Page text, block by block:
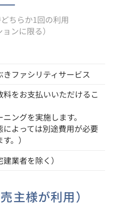
ちらか1回の利用
ョンに限る）
ファシリティサービス
料をお支払いいただけるこ
ングを実施します。
によっては別途費用が必要
。）
業者を除く）
主様が利用）